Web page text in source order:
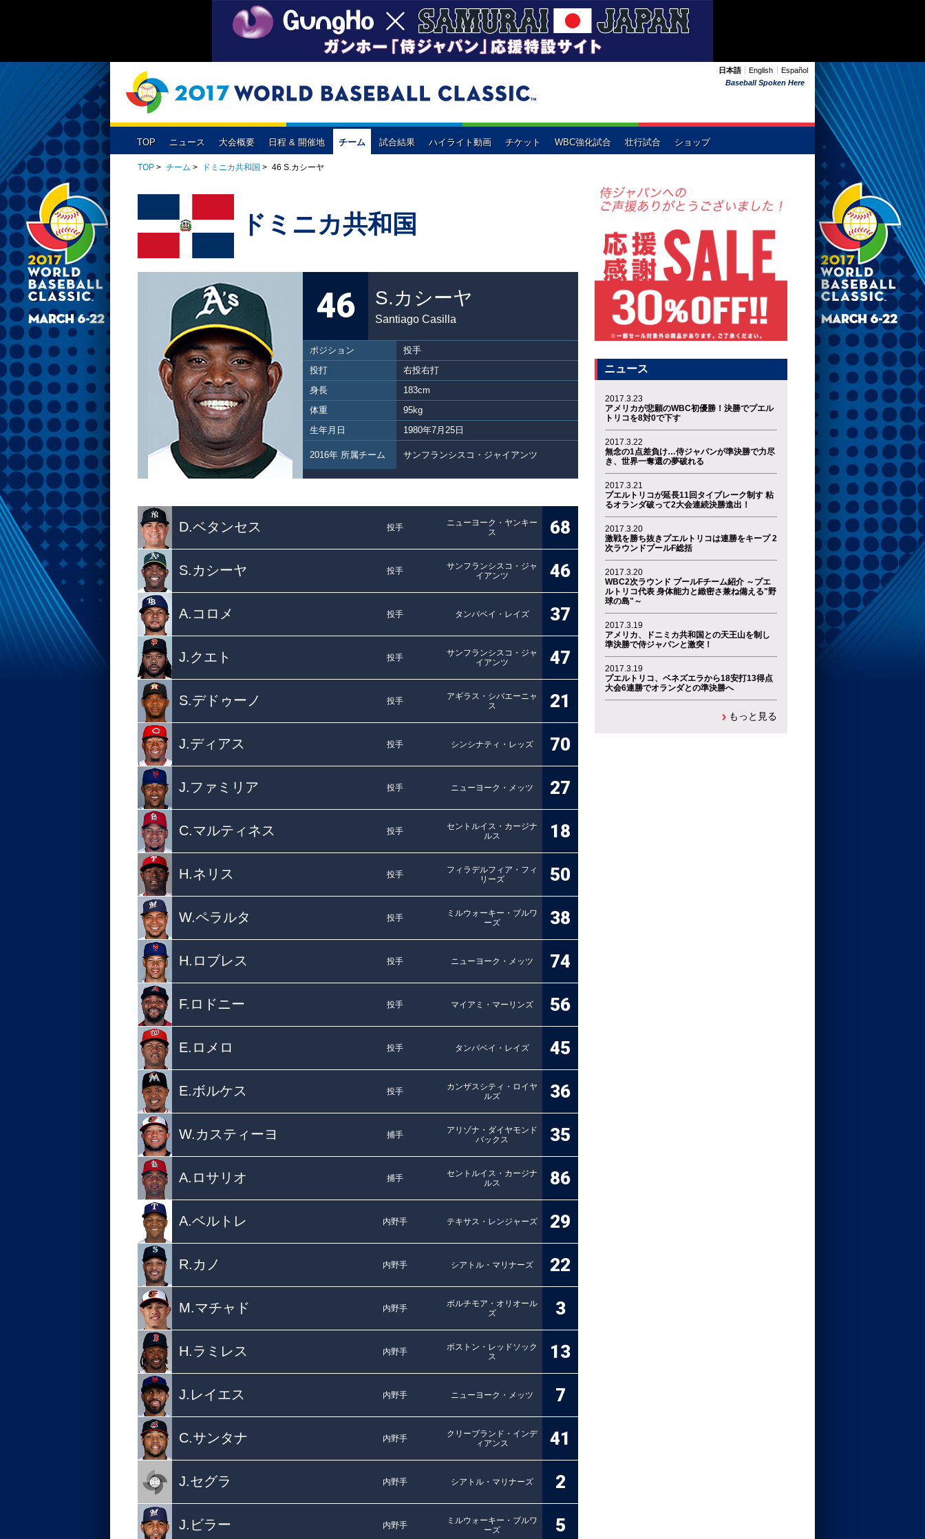
日本語 English
Español
Baseball Spoken Here
TOP ニュース 大会概要
放送予定
日程 & 開催地
侍ジャパンスケジュール
チーム
大会出場チーム チャイニーズ・タイペイ
試合結果
1次ラウンド プールA プールB プールC
予選2組 予選3組 予選4組
ハイライト動画 チケット
1次ラウンド （東京ドーム） 2次ラウンド （東京ドーム）
WBC強化試合 壮行試合
開催概要 チケット
ショップ
TOP > チーム > ドミニカ共和国 > 46 S.カシーヤ
ドミニカ共和国
46 S.カシーヤ
Santiago Casilla
ポジション
投手
投打
右投右打
身長
183cm
体重
95kg
生年月日
1980年7月25日
2016年 所属チーム サンフランシスコ・ジャイアンツ
D.ベタンセス 投手
ニューヨーク・ヤンキー
ス
68
S.カシーヤ 投手
サンフランシスコ・ジャ
イアンツ
46
A.コロメ 投手 タンパベイ・レイズ 37
J.クエト 投手
サンフランシスコ・ジャ
イアンツ
47
S.デドゥーノ 投手
アギラス・シバエーニャ
ス
21
J.ディアス 投手 シンシナティ・レッズ 70
J.ファミリア 投手 ニューヨーク・メッツ 27
C.マルティネス 投手
セントルイス・カージナ
ルス
18
H.ネリス 投手
フィラデルフィア・フィ
リーズ
50
W.ペラルタ 投手
ミルウォーキー・ブルワ
ーズ
38
H.ロブレス 投手 ニューヨーク・メッツ 74
F.ロドニー 投手 マイアミ・マーリンズ 56
E.ロメロ 投手 タンパベイ・レイズ 45
E.ボルケス 投手
カンザスシティ・ロイヤ
ルズ
36
W.カスティーヨ 捕手
アリゾナ・ダイヤモンド
バックス
35
A.ロサリオ 捕手
セントルイス・カージナ
ルス
86
A.ベルトレ 内野手 テキサス・レンジャーズ 29
R.カノ 内野手 シアトル・マリナーズ 22
M.マチャド 内野手
ボルチモア・オリオール
ズ
3
H.ラミレス 内野手
ボストン・レッドソック
ス
13
J.レイエス 内野手 ニューヨーク・メッツ 7
C.サンタナ 内野手
クリーブランド・インデ
ィアンス
41
J.セグラ 内野手 シアトル・マリナーズ 2
J.ビラー 内野手
ミルウォーキー・ブルワ
ーズ
5
ニュース
2017.3.23
アメリカが悲願のWBC初優勝！決勝でプエル
トリコを8対0で下す
2017.3.22
無念の1点差負け…侍ジャパンが準決勝で力尽
き、世界一奪還の夢破れる
2017.3.21
プエルトリコが延長11回タイブレーク制す 粘
るオランダ破って2大会連続決勝進出！
2017.3.20
激戦を勝ち抜きプエルトリコは連勝をキープ 2
次ラウンドプールF総括
2017.3.20
WBC2次ラウンド プールFチーム紹介 ～プエ
ルトリコ代表 身体能力と緻密さ兼ね備える"野
球の島"～
2017.3.19
アメリカ、ドニミカ共和国との天王山を制し
準決勝で侍ジャパンと激突！
2017.3.19
プエルトリコ、ベネズエラから18安打13得点
大会6連勝でオランダとの準決勝へ
もっと見る